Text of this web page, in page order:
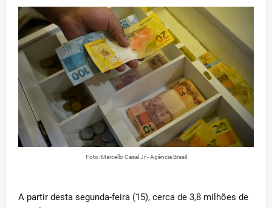
Foto: Marcello Casal Jr - Agência Brasil
A partir desta segunda-feira (15), cerca de 3,8 milhões de